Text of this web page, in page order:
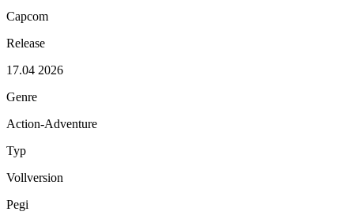
Capcom
Release
17.04 2026
Genre
Action-Adventure
Typ
Vollversion
Pegi